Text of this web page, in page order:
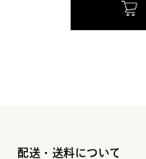
配送・送料について